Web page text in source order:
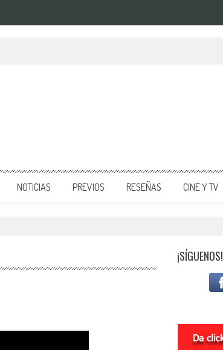
NOTICIAS PREVIOS RESEÑAS CINE Y TV
¡SÍGUENOS!